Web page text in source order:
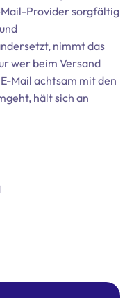
Provider sorgfältig
nimmt das
wer beim Versand
Mail achtsam mit den
hält sich an